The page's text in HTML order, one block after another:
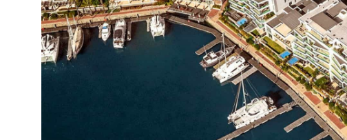
Se fler bilder